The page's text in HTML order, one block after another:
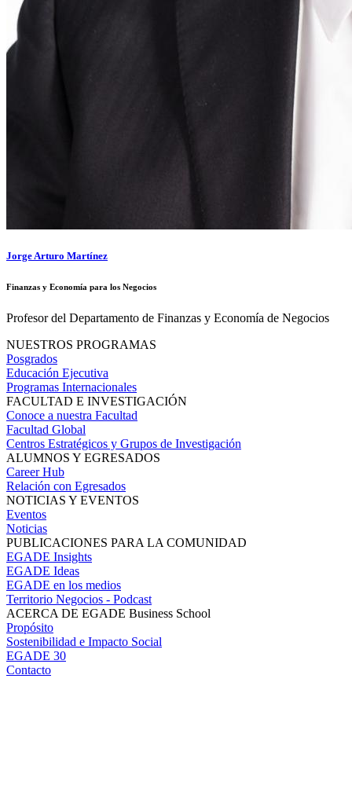
Jorge Arturo Martínez
Finanzas y Economía para los Negocios
Profesor del Departamento de Finanzas y Economía de Negocios
NUESTROS PROGRAMAS
Posgrados
Educación Ejecutiva
Programas Internacionales
FACULTAD E INVESTIGACIÓN
Conoce a nuestra Facultad
Facultad Global
Centros Estratégicos y Grupos de Investigación
ALUMNOS Y EGRESADOS
Career Hub
Relación con Egresados
NOTICIAS Y EVENTOS
Eventos
Noticias
PUBLICACIONES PARA LA COMUNIDAD
EGADE Insights
EGADE Ideas
EGADE en los medios
Territorio Negocios - Podcast
ACERCA DE EGADE Business School
Propósito
Sostenibilidad e Impacto Social
EGADE 30
Contacto